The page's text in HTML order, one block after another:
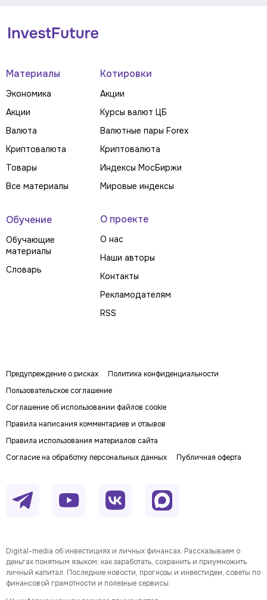
Материалы
Экономика
Акции
Валюта
Криптовалюта
Товары
Все материалы
Котировки
Акции
Курсы валют ЦБ
Валютные пары Forex
Криптовалюта
Индексы МосБиржи
Мировые индексы
Обучение
Обучающие
материалы
Словарь
О проекте
О нас
Наши авторы
Контакты
Рекламодателям
RSS
Предупреждение о рисках
Политика конфиденциальности
Пользовательское соглашение
Соглашение об использовании файлов cookie
Правила написания комментариев и отзывов
Правила использования материалов сайта
Согласие на обработку персональных данных
Публичная оферта
Digital-media об инвестициях и личных финансах. Рассказываем о
деньгах понятным языком: как заработать, сохранить и приумножить
личный капитал. Последние новости, прогнозы и инвестидеи, советы по
финансовой грамотности и полезные сервисы.